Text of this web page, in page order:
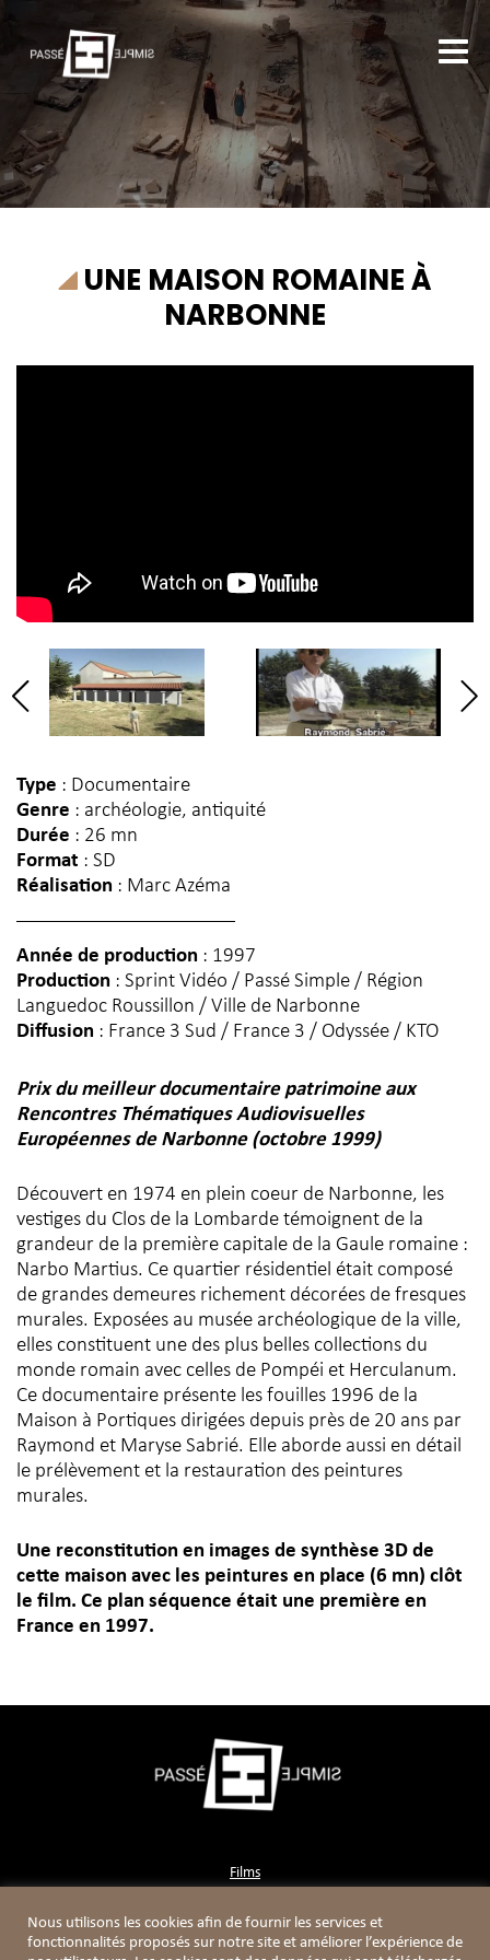
UNE MAISON ROMAINE À
NARBONNE
Type : Documentaire
Genre : archéologie, antiquité
Durée : 26 mn
Format : SD
Réalisation : Marc Azéma
Année de production : 1997
Production : Sprint Vidéo / Passé Simple / Région
Languedoc Roussillon / Ville de Narbonne
Diffusion : France 3 Sud / France 3 / Odyssée / KTO
Prix du meilleur documentaire patrimoine aux
Rencontres Thématiques Audiovisuelles
Européennes de Narbonne (octobre 1999)
Découvert en 1974 en plein coeur de Narbonne, les
vestiges du Clos de la Lombarde témoignent de la
grandeur de la première capitale de la Gaule romaine :
Narbo Martius. Ce quartier résidentiel était composé
de grandes demeures richement décorées de fresques
murales. Exposées au musée archéologique de la ville,
elles constituent une des plus belles collections du
monde romain avec celles de Pompéi et Herculanum.
Ce documentaire présente les fouilles 1996 de la
Maison à Portiques dirigées depuis près de 20 ans par
Raymond et Maryse Sabrié. Elle aborde aussi en détail
le prélèvement et la restauration des peintures
murales.
Une reconstitution en images de synthèse 3D de
cette maison avec les peintures en place (6 mn) clôt
le film. Ce plan séquence était une première en
France en 1997.
Films
Boutique
Nous utilisons les cookies afin de fournir les services et
fonctionnalités proposés sur notre site et améliorer l’expérience de